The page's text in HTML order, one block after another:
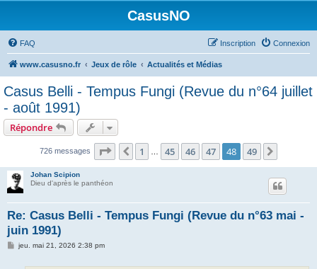
CasusNO
FAQ Connexion
Inscription
www.casusno.fr Jeux de rôle Actualités et Médias
Casus Belli - Tempus Fungi (Revue du n°64 juillet
- août 1991)
Répondre
726 messages Page 48 sur 49
Précédent
1 45 46 47 48 49
Johan Scipion
Dieu d'après le panthéon
Re: Casus Belli - Tempus Fungi (Revue du n°63 mai -
juin 1991)
Mjeu. mai 21, 2026 2:38 pm